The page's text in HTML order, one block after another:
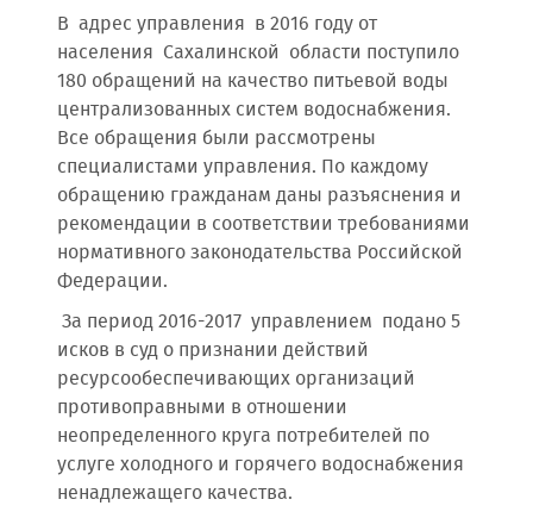
В адрес управления в 2016 году от
населения Сахалинской области поступило
180 обращений на качество питьевой воды
централизованных систем водоснабжения.
Все обращения были рассмотрены
специалистами управления. По каждому
обращению гражданам даны разъяснения и
рекомендации в соответствии требованиями
нормативного законодательства Российской
Федерации.
За период 2016-2017 управлением подано 5
исков в суд о признании действий
ресурсообеспечивающих организаций
противоправными в отношении
неопределенного круга потребителей по
услуге холодного и горячего водоснабжения
ненадлежащего качества.